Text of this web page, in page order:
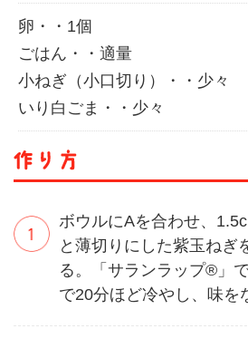
卵・・1個
ごはん・・適量
小ねぎ（小口切り）・・少々
いり白ごま・・少々
ボウルにAを合わせ、
と薄切りにした紫玉ねぎ
る。「サランラップ®」
で20分ほど冷やし、味を